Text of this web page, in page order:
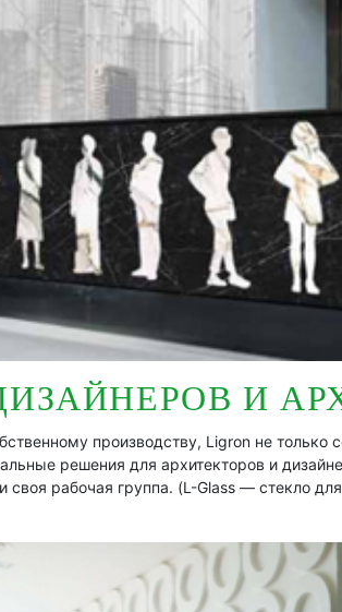
И
производству, Ligron не только
решения для архитекторов и
своя рабочая группа. (L-Glass — стекло